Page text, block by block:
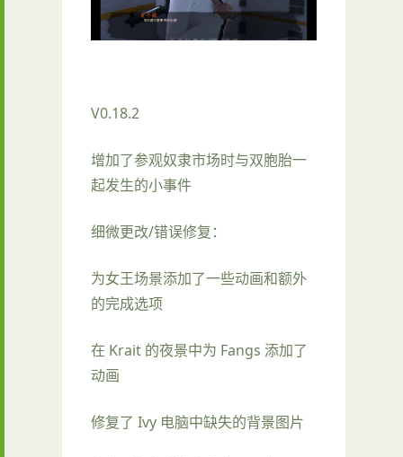
V0.18.2
增加了参观奴隶市场时与双胞胎一
起发生的小事件
细微更改/错误修复：
为女王场景添加了一些动画和额外
的完成选项
在 Krait 的夜景中为 Fangs 添加了
动画
修复了 Ivy 电脑中缺失的背景图片